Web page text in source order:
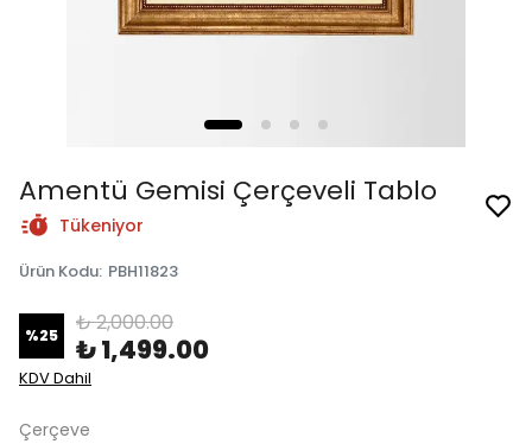
Amentü Gemisi Çerçeveli Tablo
Tükeniyor
Ürün Kodu: PBH11823
%25 ₺ 2,000.00
₺ 1,499.00
KDV Dahil
Çerçeve